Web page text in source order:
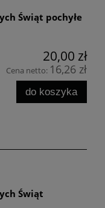
Świąt pochyłe
20,00 zł
Cena netto: 16,26 zł
do koszyka
Świąt